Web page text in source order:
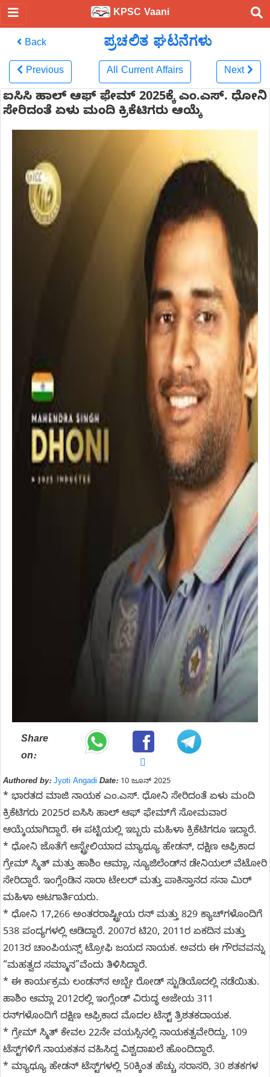
KPSC Vaani
Back ಪ್ರಚಲಿತ ಘಟನೆಗಳು
Previous All Current Affairs Next
ಐಸಿಸಿ ಹಾಲ್‌ ಆಫ್‌ ಫೇಮ್‌ 2025ಕ್ಕೆ ಎಂ.ಎಸ್. ಧೋನಿ
ಸೇರಿದಂತೆ ಏಳು ಮಂದಿ ಕ್ರಿಕೆಟಿಗರು ಆಯ್ಕೆ
Share
on:
Authored by: Jyoti Angadi Date:10 ಜೂನ್ 2025
* ಭಾರತದ ಮಾಜಿ ನಾಯಕ ಎಂ.ಎಸ್‌. ಧೋನಿ ಸೇರಿದಂತೆ ಏಳು ಮಂದಿ
ಕ್ರಿಕೆಟಿಗರು 2025ರ ಐಸಿಸಿ ಹಾಲ್‌ ಆಫ್‌ ಫೇಮ್‌ಗೆ ಸೋಮವಾರ
ಆಯ್ಕೆಯಾಗಿದ್ದಾರೆ. ಈ ಪಟ್ಟಿಯಲ್ಲಿ ಇಬ್ಬರು ಮಹಿಳಾ ಕ್ರಿಕೆಟಿಗರೂ ಇದ್ದಾರೆ.
* ಧೋನಿ ಜೊತೆಗೆ ಆಸ್ಟ್ರೇಲಿಯಾದ ಮ್ಯಾಥ್ಯೂ ಹೇಡನ್, ದಕ್ಷಿಣ ಆಫ್ರಿಕಾದ
ಗ್ರೇಮ್ ಸ್ಮಿತ್ ಮತ್ತು ಹಾಶಿಂ ಆಮ್ಲಾ, ನ್ಯೂಜಿಲೆಂಡ್‌ನ ಡೇನಿಯಲ್ ವೆಟೋರಿ
ಸೇರಿದ್ದಾರೆ. ಇಂಗ್ಲೆಂಡಿನ ಸಾರಾ ಟೇಲರ್ ಮತ್ತು ಪಾಕಿಸ್ತಾನದ ಸನಾ ಮಿರ್
ಮಹಿಳಾ ಆಟಗಾರ್ತಿಯರು.
* ಧೋನಿ 17,266 ಅಂತರರಾಷ್ಟ್ರೀಯ ರನ್ ಮತ್ತು 829 ಕ್ಯಾಚ್‌ಗಳೊಂದಿಗೆ
538 ಪಂದ್ಯಗಳಲ್ಲಿ ಆಡಿದ್ದಾರೆ. 2007ರ ಟಿ20, 2011ರ ಏಕದಿನ ಮತ್ತು
2013ರ ಚಾಂಪಿಯನ್ಸ್ ಟ್ರೋಫಿ ಜಯದ ನಾಯಕ. ಅವರು ಈ ಗೌರವವನ್ನು
“ಮಹತ್ವದ ಸಮ್ಮಾನ”ವೆಂದು ತಿಳಿಸಿದ್ದಾರೆ.
* ಈ ಕಾರ್ಯಕ್ರಮ ಲಂಡನ್‌ನ ಅಬ್ಬೇ ರೋಡ್ ಸ್ಟುಡಿಯೊದಲ್ಲಿ ನಡೆಯಿತು.
ಹಾಶಿಂ ಆಮ್ಲಾ 2012ರಲ್ಲಿ ಇಂಗ್ಲೆಂಡ್ ವಿರುದ್ಧ ಅಜೇಯ 311
ರನ್‌ಗಳೊಂದಿಗೆ ದಕ್ಷಿಣ ಆಫ್ರಿಕಾದ ಮೊದಲ ಟೆಸ್ಟ್ ತ್ರಿಶತಕದಾಯಕ.
* ಗ್ರೇಮ್ ಸ್ಮಿತ್ ಕೇವಲ 22ನೇ ವಯಸ್ಸಿನಲ್ಲಿ ನಾಯಕತ್ವವೇರಿದ್ದು, 109
ಟೆಸ್ಟ್‌ಗಳಿಗೆ ನಾಯಕತನ ವಹಿಸಿದ್ದ ವಿಶ್ವದಾಖಲೆ ಹೊಂದಿದ್ದಾರೆ.
* ಮ್ಯಾಥ್ಯೂ ಹೇಡನ್ ಟೆಸ್ಟ್‌ಗಳಲ್ಲಿ 50ಕ್ಕಿಂತ ಹೆಚ್ಚು ಸರಾಸರಿ, 30 ಶತಕಗಳ